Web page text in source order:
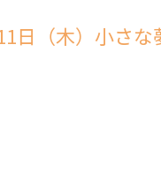
日（木）小さ